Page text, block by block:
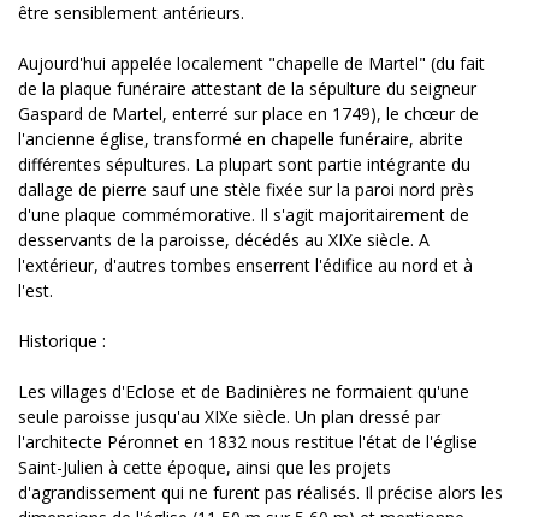
être sensiblement antérieurs.
Aujourd'hui appelée localement "chapelle de Martel" (du fait
de la plaque funéraire attestant de la sépulture du seigneur
Gaspard de Martel, enterré sur place en 1749), le chœur de
l'ancienne église, transformé en chapelle funéraire, abrite
différentes sépultures. La plupart sont partie intégrante du
dallage de pierre sauf une stèle fixée sur la paroi nord près
d'une plaque commémorative. Il s'agit majoritairement de
desservants de la paroisse, décédés au XIXe siècle. A
l'extérieur, d'autres tombes enserrent l'édifice au nord et à
l'est.
Historique :
Les villages d'Eclose et de Badinières ne formaient qu'une
seule paroisse jusqu'au XIXe siècle. Un plan dressé par
l'architecte Péronnet en 1832 nous restitue l'état de l'église
Saint-Julien à cette époque, ainsi que les projets
d'agrandissement qui ne furent pas réalisés. Il précise alors les